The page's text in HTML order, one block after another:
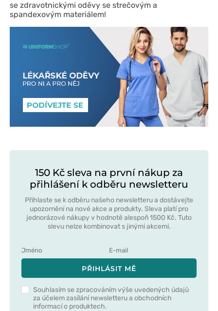
se zdravotnickými oděvy se strečovým a
spandexovým materiálem!
150 Kč sleva na první nákup za
přihlášení k odběru newsletteru
Přihlaste se k odběru našeho newsletteru a dostávejte
upozornění na nové akce a produkty. Sleva platí pro
jednorázové nákupy v hodnotě alespoň 1500 Kč. Tuto
slevu nelze kombinovat s jinými akcemi.
PŘIHLÁSIT MĚ
Souhlasím se zpracováním výše uvedených údajů
za účelem zasílání newsletteru a obchodních
informací o produktech.